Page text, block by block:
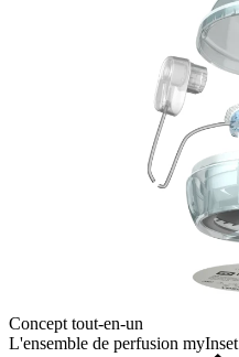
Concept tout-en-un
L'ensemble de perfusion myInset